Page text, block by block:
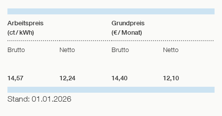
Arbeitspreis
(ct / kWh)
Grundpreis
(€ / Monat)
Brutto Netto Brutto Netto
14,57 12,24 14,40 12,10
Stand: 01.01.2026